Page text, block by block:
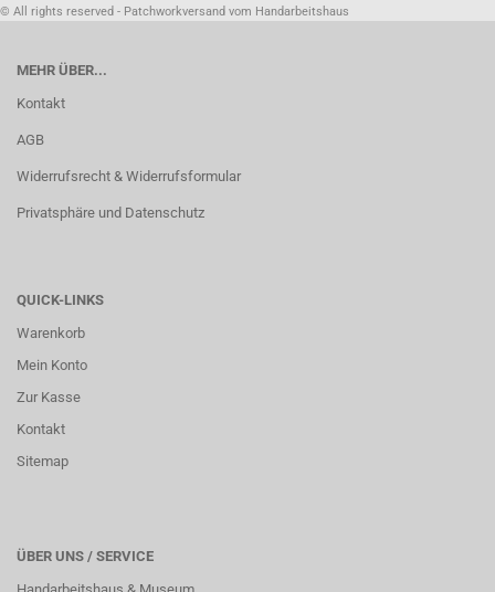
© All rights reserved - Patchworkversand vom Handarbeitshaus
MEHR ÜBER...
Kontakt
AGB
Widerrufsrecht & Widerrufsformular
Privatsphäre und Datenschutz
QUICK-LINKS
Warenkorb
Mein Konto
Zur Kasse
Kontakt
Sitemap
ÜBER UNS / SERVICE